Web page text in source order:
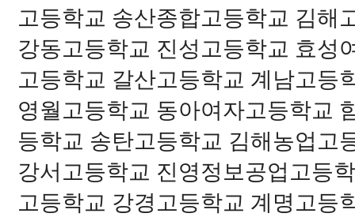
고등학교 송산종합고등학교 김해
강동고등학교 진성고등학교 효성
고등학교 갈산고등학교 계남고등
영월고등학교 동아여자고등학교
등학교 송탄고등학교 김해농업고
강서고등학교 진영정보공업고등
고등학교 강경고등학교 계명고등